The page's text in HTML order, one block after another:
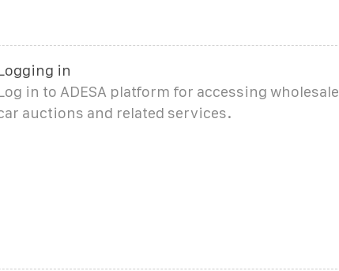
in
in to ADESA platform for accessing wholesale
auctions and related services.